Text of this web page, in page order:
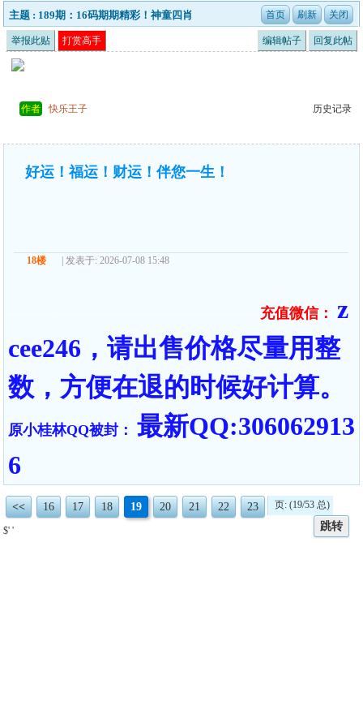
主题 : 189期：16码期期精彩！神童四肖
举报此贴 打赏高手 编辑帖子 回复此帖
作者 快乐王子 历史记录
好运！福运！财运！伴您一生！
18楼 | 发表于: 2026-07-08 15:48
充值微信：
z
cee246，请出售价格尽量用整
数，方便在退的时候好计算。
原小桂林QQ被封： 最新QQ:306062913
6
<< 16 17 18 19 20 21 22 23 页: (19/53 总)
跳转
$' '